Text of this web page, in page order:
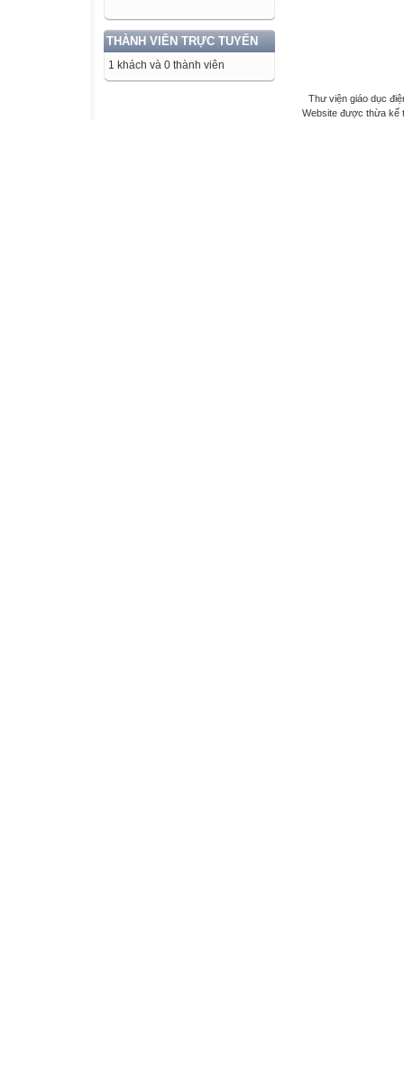
THÀNH VIÊN TRỰC TUYẾN
1 khách và 0 thành viên
Thư viện giáo dục
Website được thừa kế